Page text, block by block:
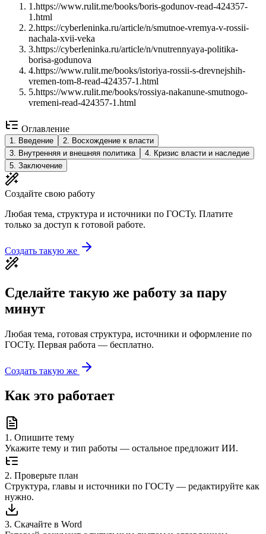
1 .https://www.rulit.me/books/boris-godunov-read-424357-
1.html
2.https://cyberleninka.ru/article/n/smutnoe-vremya-v-rossii-
nachala-xvii-veka
3.https://cyberleninka.ru/article/n/vnutrennyaya-politika-
borisa-godunova
4.https://www.rulit.me/books/istoriya-rossii-s-drevnejshih-
vremen-tom-8-read-424357-1.html
5.https://www.rulit.me/books/rossiya-nakanune-smutnogo-
vremeni-read-424357-1.html
Оглавление
1 Введение 2
Восхождение к власти
3
Внутренняя и внешняя политика 4
Кризис власти и наследие
5 Заключение
Создайте свою работу
Любая тема, структура и источники по ГОСТу. Платите
только за доступ к готовой работе.
Создать такую же
Сделайте такую же работу за пару
минут
Любая тема, готовая структура, источники и оформление по
ГОСТу. Первая работа — бесплатно.
Создать такую же
Как это работает
1 . Опишите тему
Укажите тему и тип работы — остальное предложит ИИ.
2. Проверьте план
Структура, главы и источники по ГОСТу — редактируйте как
нужно.
3. Скачайте в Word